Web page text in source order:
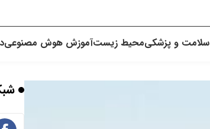
سلامت و پزشکیمحیط زیستآموزش هوش مصنوعی